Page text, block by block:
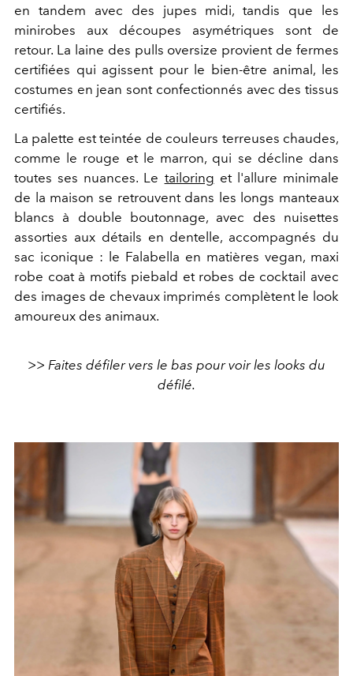
en tandem avec des jupes midi, tandis que les
minirobes aux découpes asymétriques sont de
retour. La laine des pulls oversize provient de fermes
certifiées qui agissent pour le bien-être animal, les
costumes en jean sont confectionnés avec des tissus
certifiés.
La palette est teintée de couleurs terreuses chaudes,
comme le rouge et le marron, qui se décline dans
toutes ses nuances. Le tailoring et l'allure minimale
de la maison se retrouvent dans les longs manteaux
blancs à double boutonnage, avec des nuisettes
assorties aux détails en dentelle, accompagnés du
sac iconique : le Falabella en matières vegan, maxi
robe coat à motifs piebald et robes de cocktail avec
des images de chevaux imprimés complètent le look
amoureux des animaux.
>> Faites défiler vers le bas pour voir les looks du
défilé.